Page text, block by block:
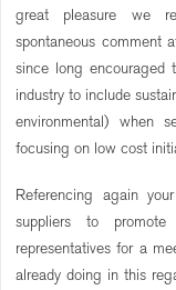
great pleasure we
spontaneous comment
since long encouraged
industry to include
environmental) when
focusing on low cost
Referencing again
suppliers to
representatives for a
already doing in this